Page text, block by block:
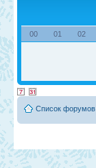
00 01 02
Список форумов